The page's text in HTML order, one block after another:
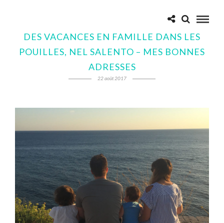
DES VACANCES EN FAMILLE DANS LES
POUILLES, NEL SALENTO – MES BONNES
ADRESSES
22 août 2017